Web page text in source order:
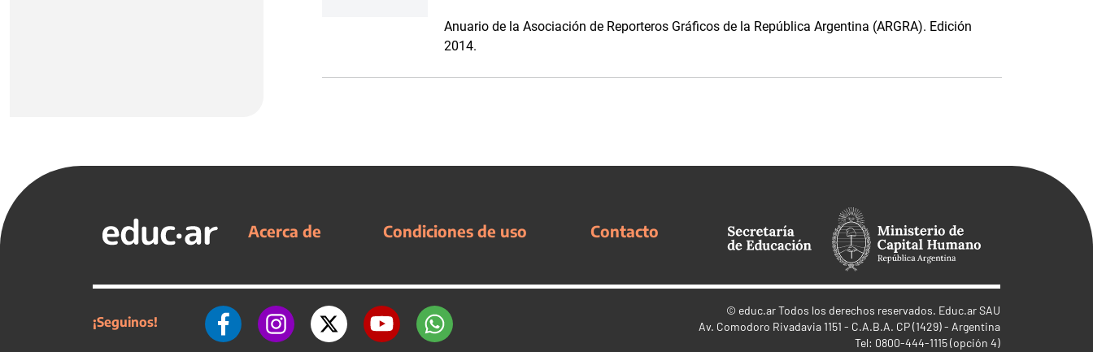
Anuario de la Asociación de Reporteros Gráficos de la República Argentina (ARGRA). Edición
2014.
Acerca de Condiciones de uso Contacto
¡Seguinos!
© educ.arTodos los derechos reservados. Educ.ar SAU
Av. Comodoro Rivadavia 1151 - C.A.B.A. CP (1429) - Argentina
Tel: 0800-444-1115 (opción 4)